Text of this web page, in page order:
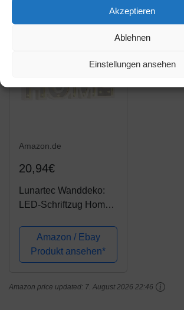
Akzeptieren
Ablehnen
Einstellungen ansehen
Amazon.de
20,94€
Lunartec Wanddeko:
LED-Schriftzug Home
mit Timer &
Batteriebetrieb
(Dekoleuchte)
Amazon / Ebay
Produkt ansehen*
Amazon price updated: 7. August 2026 22:46